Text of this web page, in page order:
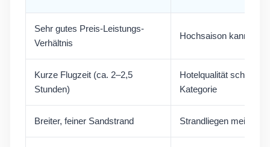
Sehr gutes Preis-Leistungs-
Verhältnis
Hochsaison kann
Kurze Flugzeit (ca. 2–2,5
Stunden)
Hotelqualität
Kategorie
Breiter, feiner Sandstrand Strandliegen meist